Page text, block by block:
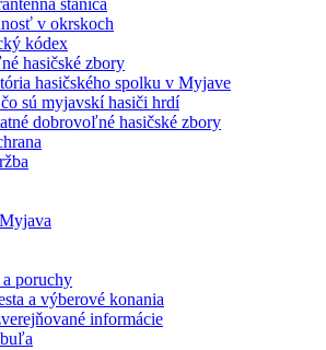
stanica
v okrskoch
kódex
hasičské zbory
hasičského spolku v Myjave
sú myjavskí hasiči hrdí
dobrovoľné hasičské zbory
poruchy
a výberové konania
informácie